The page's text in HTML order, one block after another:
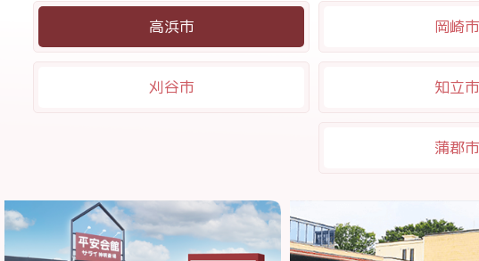
高浜市 岡崎市
刈谷市 知立市
蒲郡市